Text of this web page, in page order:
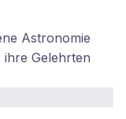
Astronomie
Gelehrten